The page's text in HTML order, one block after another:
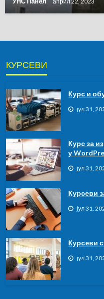
КУРСЕВИ
Курс и
јул 31,
Курс за
у
јул 31,
Курсеви
јул 31,
Курсeви
јул 31,